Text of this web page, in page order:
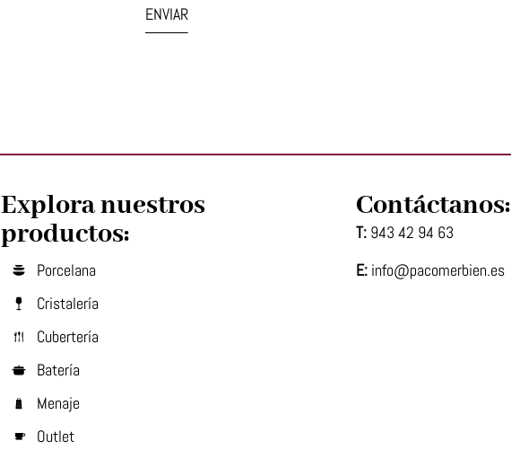
ENVIAR
Explora nuestros
productos:
Porcelana
Cristalería
Cubertería
Batería
Menaje
Outlet
Contáctanos:
T: 943 42 94 63
E:info@pacomerbien.es